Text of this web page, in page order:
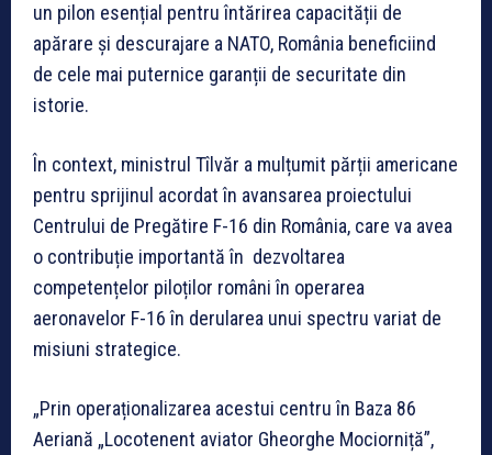
un pilon esențial pentru întărirea capacității de
apărare și descurajare a NATO, România beneficiind
de cele mai puternice garanții de securitate din
istorie.
În context, ministrul Tîlvăr a mulțumit părții americane
pentru sprijinul acordat în avansarea proiectului
Centrului de Pregătire F-16 din România, care va avea
o contribuție importantă în dezvoltarea
competențelor piloților români în operarea
aeronavelor F-16 în derularea unui spectru variat de
misiuni strategice.
„Prin operaționalizarea acestui centru în Baza 86
Aeriană „Locotenent aviator Gheorghe Mociorniță”,